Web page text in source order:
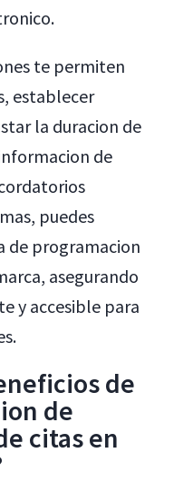
te permiten
establecer
la duracion de
de
puedes
de programacion
asegurando
y accesible para
de
de
citas en